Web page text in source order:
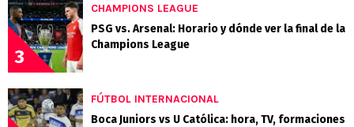
3
CHAMPIONS LEAGUE
PSG vs. Arsenal: Horario y dónde ver la final de la
Champions League
FÚTBOL INTERNACIONAL
Boca Juniors vs U Católica: hora, TV, formaciones